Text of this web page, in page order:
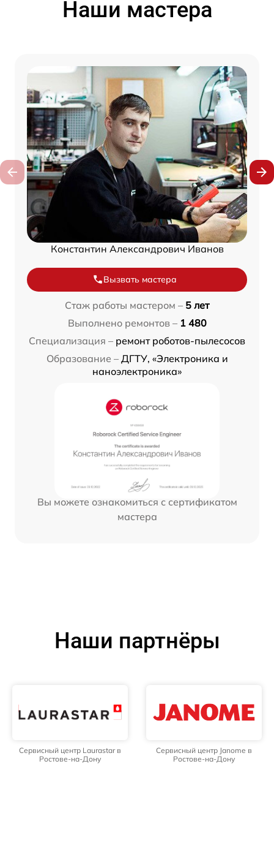
Наши мастера
Константин Александрович Иванов
Вызвать мастера
Стаж работы мастером – 5 лет
Выполнено ремонтов – 1 480
Специализация – ремонт роботов-пылесосов
Образование – ДГТУ, «Электроника и
наноэлектроника»
Вы можете ознакомиться с сертификатом
мастера
Наши партнёры
Сервисный центр Laurastar в
Ростове-на-Дону
Сервисный центр Janome в
Ростове-на-Дону